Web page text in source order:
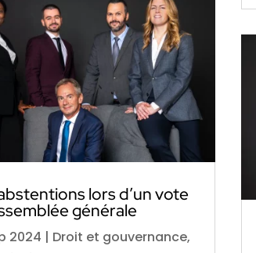
lors d’un vote
générale
2024 | Droit et gouvernance,